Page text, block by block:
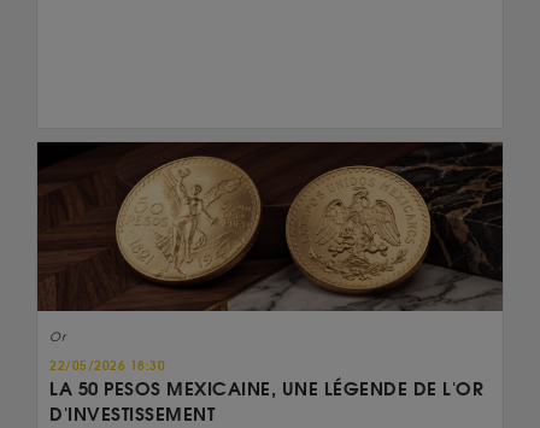
Or
22/05/2026 18:30
LA 50 PESOS MEXICAINE, UNE LÉGENDE DE L'OR
D'INVESTISSEMENT